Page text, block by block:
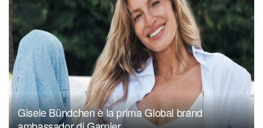
Gisele Bündchen è la prima Global brand